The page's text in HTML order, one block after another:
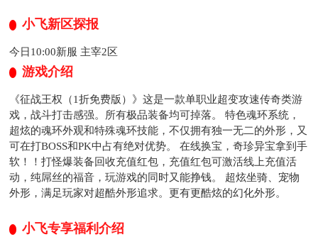
小飞新区探报
今日10:00新服 主宰2区
游戏介绍
《征战王权（1折免费版）》这是一款单职业超变攻速传奇类游
戏，战斗打击感强。所有极品装备均可掉落。 特色魂环系统，
超炫的魂环外观和特殊魂环技能，不仅拥有独一无二的外形，又
可在打BOSS和PK中占有绝对优势。 在线换宝，奇珍异宝拿到手
软！！打怪爆装备回收充值红包，充值红包可激活线上充值活
动，纯屌丝的福音，玩游戏的同时又能挣钱。 超炫坐骑、宠物
外形，满足玩家对超酷外形追求。更有更酷炫的幻化外形。
小飞专享福利介绍